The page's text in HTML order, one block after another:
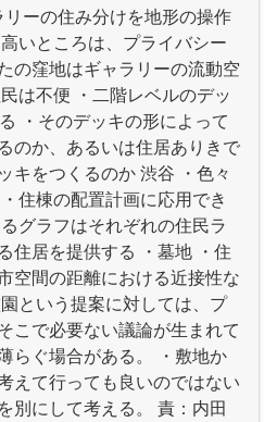
ーの住み分けを地形の操作
いところは、プライバシー
の窪地はギャラリーの流動空
は不便 ・二階レベルのデッ
・そのデッキの形によって
のか、あるいは住居ありきで
キをつくるのか 渋谷 ・色々
住棟の配置計画に応用でき
グラフはそれぞれの住民ラ
住居を提供する ・墓地 ・住
空間の距離における近接性な
という提案に対しては、プ
こで必要ない議論が生まれて
らぐ場合がある。 ・敷地か
えて行っても良いのではない
別にして考える。 責：内田